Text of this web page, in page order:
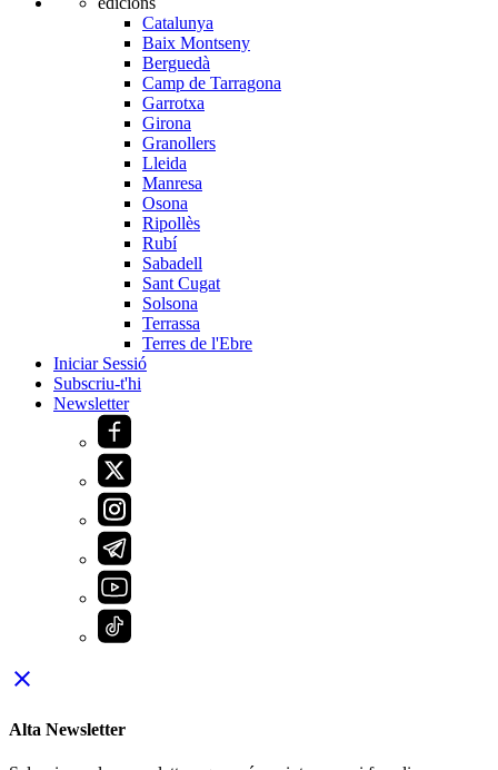
Catalunya
Baix Montseny
Berguedà
Camp de Tarragona
Garrotxa
Girona
Granollers
Lleida
Manresa
Osona
Ripollès
Rubí
Sabadell
Sant Cugat
Solsona
Terrassa
Terres de l'Ebre
Iniciar Sessió
Subscriu-t'hi
Newsletter
close
Alta Newsletter